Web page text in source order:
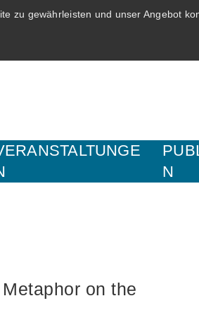
zu gewährleisten und unser Angebot
N
on the